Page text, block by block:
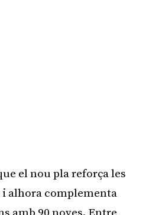
el nou pla reforça les
alhora complementa